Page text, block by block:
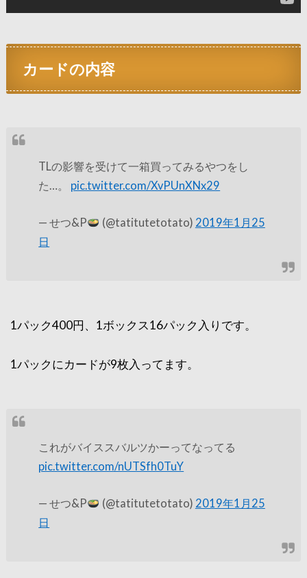
カードの内容
TLの影響を受けて一箱買ってみるやつをし
た…。 pic.twitter.com/XvPUnXNx29
— せつ&P (@tatitutetotato) 2019年1月25
日
1パック400円、1ボックス16パック入りです。
1パックにカードが9枚入ってます。
これがバイススバルツかーってなってる
pic.twitter.com/nUTSfh0TuY
— せつ&P (@tatitutetotato) 2019年1月25
日